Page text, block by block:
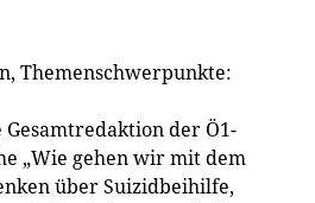
Themenschwerpunkte:
der Ö1-
„Wie gehen wir mit dem
über Suizidbeihilfe,